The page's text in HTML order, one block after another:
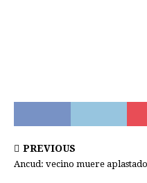
PREVIOUS
Ancud: vecino muere